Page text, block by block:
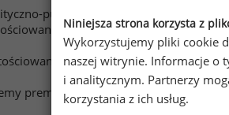
punktowe
pracy
stanowisk pracy
premiowania
Niniejsza strona korzysta z
Wykorzystujemy pliki cookie
naszej witrynie. Informacje o
i analitycznym. Partnerzy
korzystania z ich usług.